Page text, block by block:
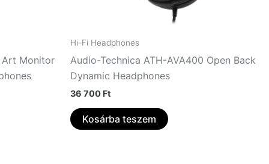
Art Monitor
Hi-Fi Headphones
Audio-Technica ATH-AVA400 Open Back
Dynamic Headphones
36 700 Ft
Kosárba teszem